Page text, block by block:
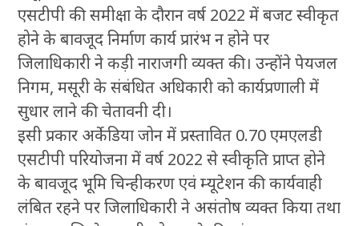
एसटीपी की समीक्षा के दौरान वर्ष 2022 में बजट स्वीकृत
होने के बावजूद निर्माण कार्य प्रारंभ न होने पर
जिलाधिकारी ने कड़ी नाराजगी व्यक्त की। उन्होंने पेयजल
निगम, मसूरी के संबंधित अधिकारी को कार्यप्रणाली में
सुधार लाने की चेतावनी दी।
इसी प्रकार अर्केडिया जोन में प्रस्तावित 0.70 एमएलडी
एसटीपी परियोजना में वर्ष 2022 से स्वीकृति प्राप्त होने
के बावजूद भूमि चिन्हीकरण एवं म्यूटेशन की कार्यवाही
लंबित रहने पर जिलाधिकारी ने असंतोष व्यक्त किया तथा